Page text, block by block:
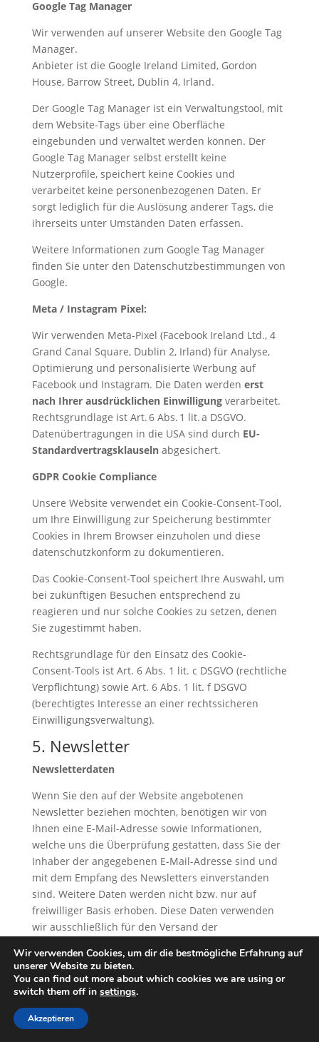
Google Tag Manager
Wir verwenden auf unserer Website den Google Tag
Manager.
Anbieter ist die Google Ireland Limited, Gordon
House, Barrow Street, Dublin 4, Irland.
Der Google Tag Manager ist ein Verwaltungstool, mit
dem Website-Tags über eine Oberfläche
eingebunden und verwaltet werden können. Der
Google Tag Manager selbst erstellt keine
Nutzerprofile, speichert keine Cookies und
verarbeitet keine personenbezogenen Daten. Er
sorgt lediglich für die Auslösung anderer Tags, die
ihrerseits unter Umständen Daten erfassen.
Weitere Informationen zum Google Tag Manager
finden Sie unter den Datenschutzbestimmungen von
Google.
Meta / Instagram Pixel:
Wir verwenden Meta-Pixel (Facebook Ireland Ltd., 4
Grand Canal Square, Dublin 2, Irland) für Analyse,
Optimierung und personalisierte Werbung auf
Facebook und Instagram. Die Daten werden erst
nach Ihrer ausdrücklichen Einwilligungverarbeitet.
Rechtsgrundlage ist Art. 6 Abs. 1 lit. a DSGVO.
Datenübertragungen in die USA sind durch EU-
Standardvertragsklauselnabgesichert.
GDPR Cookie Compliance
Unsere Website verwendet ein Cookie-Consent-Tool,
um Ihre Einwilligung zur Speicherung bestimmter
Cookies in Ihrem Browser einzuholen und diese
datenschutzkonform zu dokumentieren.
Das Cookie-Consent-Tool speichert Ihre Auswahl, um
bei zukünftigen Besuchen entsprechend zu
reagieren und nur solche Cookies zu setzen, denen
Sie zugestimmt haben.
Rechtsgrundlage für den Einsatz des Cookie-
Consent-Tools ist Art. 6 Abs. 1 lit. c DSGVO (rechtliche
Verpflichtung) sowie Art. 6 Abs. 1 lit. f DSGVO
(berechtigtes Interesse an einer rechtssicheren
Einwilligungsverwaltung).
5. Newsletter
Newsletterdaten
Wenn Sie den auf der Website angebotenen
Newsletter beziehen möchten, benötigen wir von
Ihnen eine E-Mail-Adresse sowie Informationen,
welche uns die Überprüfung gestatten, dass Sie der
Inhaber der angegebenen E-Mail-Adresse sind und
mit dem Empfang des Newsletters einverstanden
sind. Weitere Daten werden nicht bzw. nur auf
freiwilliger Basis erhoben. Diese Daten verwenden
wir ausschließlich für den Versand der
an Dritte weiter.
Die Verarbeitung der in das
erfolgt ausschließlich auf Grundlage Ihrer
Wir verwenden Cookies, um dir die bestmögliche Erfahrung auf
unserer Website zu bieten.
You can find out more about which cookies we are using or
switch them off in settings.
Akzeptieren